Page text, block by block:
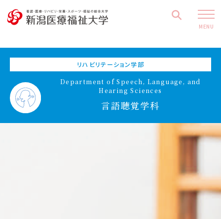
MENU
リハビリテーション学部
Department of Speech, Language, and
Hearing Sciences
言語聴覚学科